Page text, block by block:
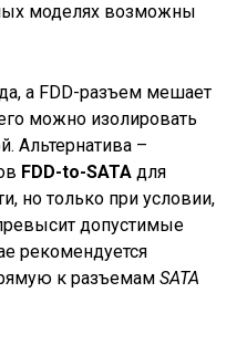
моделях возможны
а FDD-разъем мешает
можно изолировать
Альтернатива –
FDD-to-SATA для
но только при условии,
допустимые
рекомендуется
к разъемамSATA